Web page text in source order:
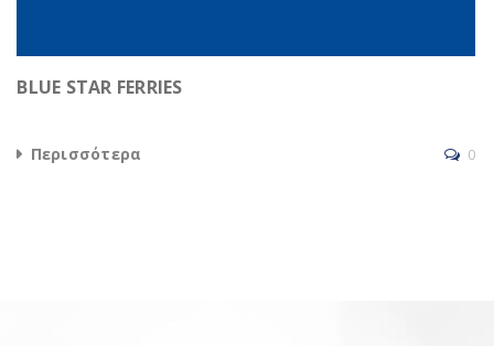
BLUE STAR FERRIES
Περισσότερα 0